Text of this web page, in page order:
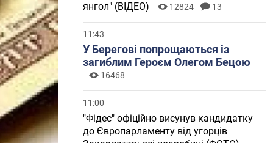
янгол" (ВІДЕО)
12824 13
11:43
У Берегові попрощаються із
загиблим Героєм Олегом Бецою
16468
11:00
"Фідес" офіційно висунув кандидатку
до Європарламенту від угорців